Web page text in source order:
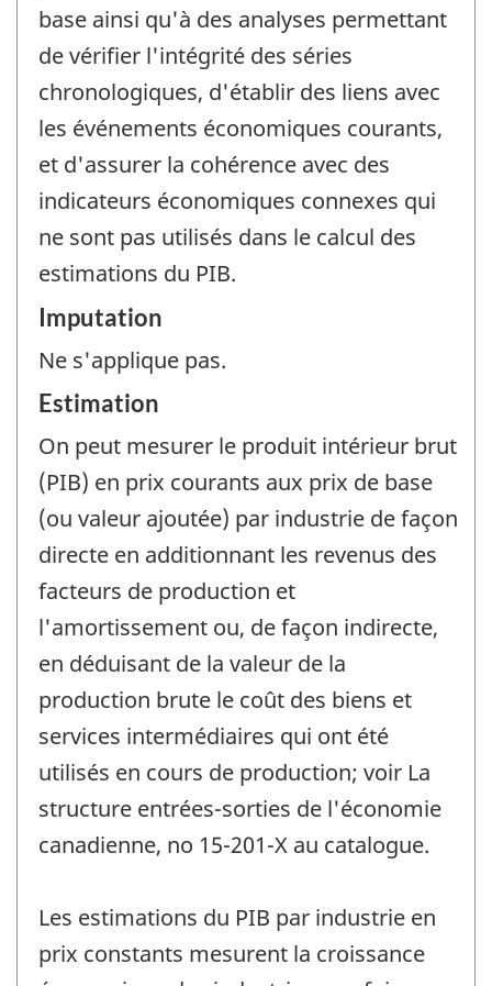
base ainsi qu'à des analyses permettant
de vérifier l'intégrité des séries
chronologiques, d'établir des liens avec
les événements économiques courants,
et d'assurer la cohérence avec des
indicateurs économiques connexes qui
ne sont pas utilisés dans le calcul des
estimations du PIB.
Imputation
Ne s'applique pas.
Estimation
On peut mesurer le produit intérieur brut
(PIB) en prix courants aux prix de base
(ou valeur ajoutée) par industrie de façon
directe en additionnant les revenus des
facteurs de production et
l'amortissement ou, de façon indirecte,
en déduisant de la valeur de la
production brute le coût des biens et
services intermédiaires qui ont été
utilisés en cours de production; voir La
structure entrées-sorties de l'économie
canadienne, no 15-201-X au catalogue.
Les estimations du PIB par industrie en
prix constants mesurent la croissance